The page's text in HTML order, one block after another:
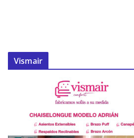
Vismair